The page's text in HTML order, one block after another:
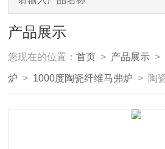
产品展示
您现在的位置：首页 > 产品展示 >
炉 > 1000度陶瓷纤维马弗炉 > 陶